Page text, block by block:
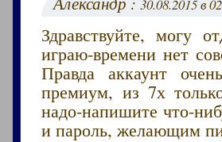
30.08.2015 в
Здравствуйте, могу
играю-времени нет
Правда аккаунт
премиум, из 7х
надо-напишите что-
и пароль, желающим